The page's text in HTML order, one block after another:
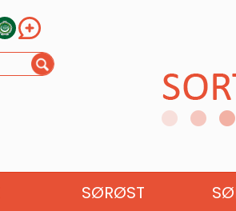
SØRØST
NORD-EUROPA